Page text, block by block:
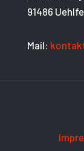
91486
Mail: